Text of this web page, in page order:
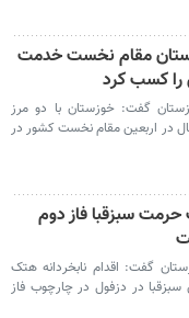
مقام نخست خدمت
را کسب کرد
گفت: خوزستان با دو مرز
در اربعین مقام نخست کشور در
سبزقبا فاز دوم
گفت: اقدام نابخردانه هتک
در دزفول در چارچوب فاز